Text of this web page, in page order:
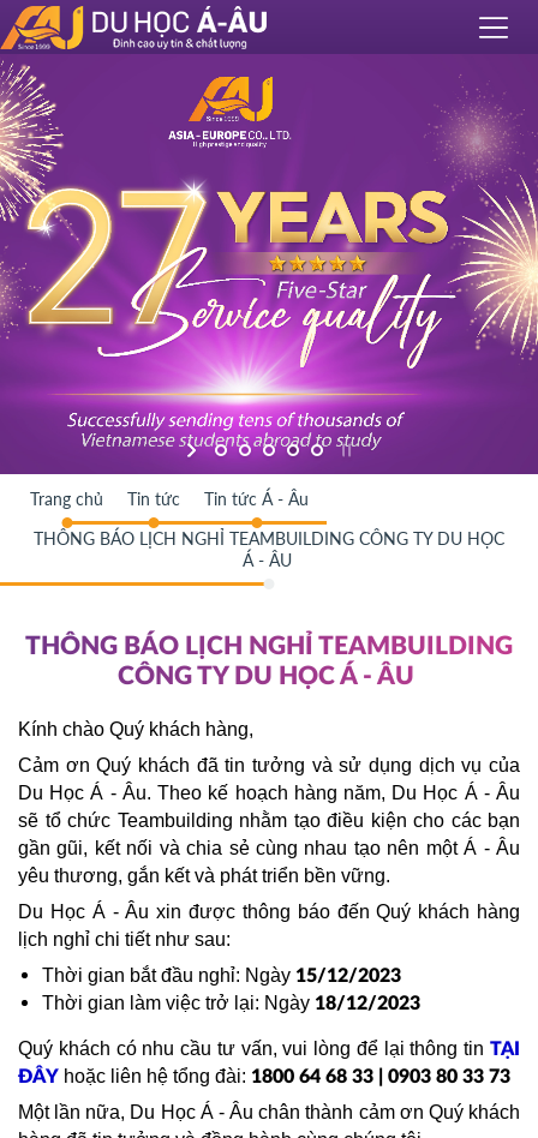
Trang chủ Tin tức Tin tức Á - Âu
THÔNG BÁO LỊCH NGHỈ TEAMBUILDING CÔNG TY DU HỌC
Á - ÂU
THÔNG BÁO LỊCH NGHỈ TEAMBUILDING
CÔNG TY DU HỌC Á - ÂU
Kính chào Quý khách hàng,
Cảm ơn Quý khách đã tin tưởng và sử dụng dịch vụ của
Du Học Á - Âu. Theo kế hoạch hàng năm, Du Học Á - Âu
sẽ tổ chức Teambuilding nhằm tạo điều kiện cho các bạn
gần gũi, kết nối và chia sẻ cùng nhau tạo nên một Á - Âu
yêu thương, gắn kết và phát triển bền vững.
Du Học Á - Âu xin được thông báo đến Quý khách hàng
lịch nghỉ chi tiết như sau:
Thời gian bắt đầu nghỉ: Ngày 15/12/2023
Thời gian làm việc trở lại: Ngày 18/12/2023
Quý khách có nhu cầu tư vấn, vui lòng để lại thông tin TẠI
ĐÂY hoặc liên hệ tổng đài: 1800 64 68 33 | 0903 80 33 73
Một lần nữa, Du Học Á - Âu chân thành cảm ơn Quý khách